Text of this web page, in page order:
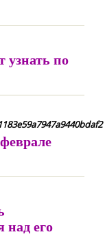
узнать по
над его